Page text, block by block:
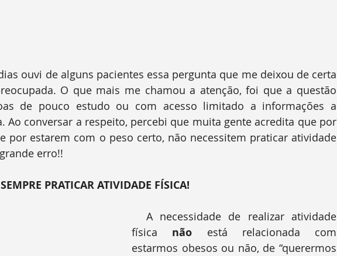
O que mais me chamou a atenção, foi que a questão
de pouco estudo ou com acesso limitado a informações a
Ao conversar a respeito, percebi que muita gente acredita que por
por estarem com o peso certo, não necessitem praticar atividade
erro!!
PRATICAR ATIVIDADE FÍSICA!
física não está relacionada com
estarmos obesos ou não, de “querermos